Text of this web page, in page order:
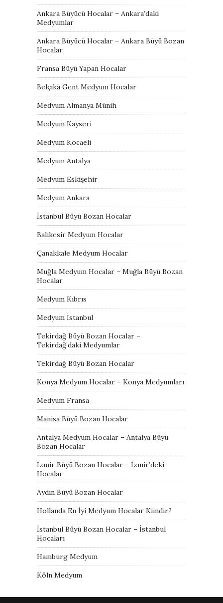
Ankara Büyücü Hocalar – Ankara’daki
Medyumlar
Ankara Büyücü Hocalar – Ankara Büyü Bozan
Hocalar
Fransa Büyü Yapan Hocalar
Belçika Gent Medyum Hocalar
Medyum Almanya Münih
Medyum Kayseri
Medyum Kocaeli
Medyum Antalya
Medyum Eskişehir
Medyum Ankara
İstanbul Büyü Bozan Hocalar
Balıkesir Medyum Hocalar
Çanakkale Medyum Hocalar
Muğla Medyum Hocalar – Muğla Büyü Bozan
Hocalar
Medyum Kıbrıs
Medyum İstanbul
Tekirdağ Büyü Bozan Hocalar –
Tekirdağ’daki Medyumlar
Tekirdağ Büyü Bozan Hocalar
Konya Medyum Hocalar – Konya Medyumları
Medyum Fransa
Manisa Büyü Bozan Hocalar
Antalya Medyum Hocalar – Antalya Büyü
Bozan Hocalar
İzmir Büyü Bozan Hocalar – İzmir’deki
Hocalar
Aydın Büyü Bozan Hocalar
Hollanda En İyi Medyum Hocalar Kimdir?
İstanbul Büyü Bozan Hocalar – İstanbul
Hocaları
Hamburg Medyum
Köln Medyum